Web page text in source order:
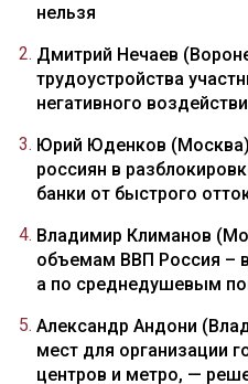
нельзя
Дмитрий Нечаев
трудоустройства
негативного
Юрий Юденков
россиян в
банки от быстрого
Владимир Климанов
объемам ВВП Россия –
а по среднедушевым
Александр Андони
мест для организации
центров и метро, —